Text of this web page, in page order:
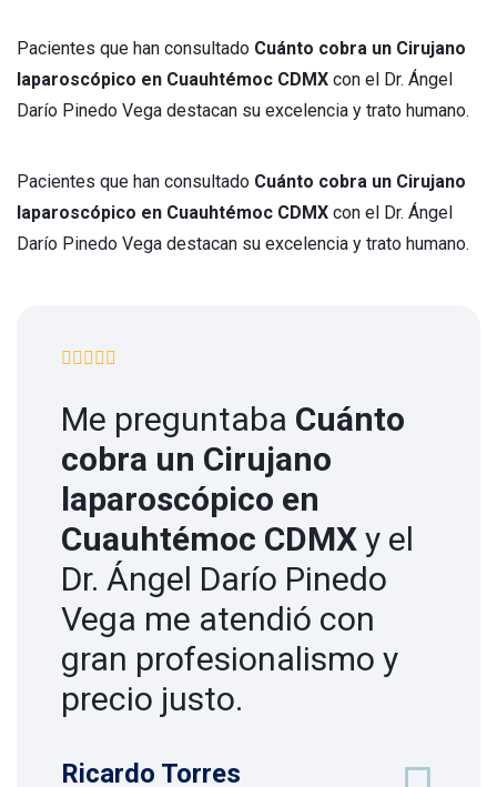
Pacientes que han consultado Cuánto cobra un Cirujano
laparoscópico en Cuauhtémoc CDMX con el Dr. Ángel
Darío Pinedo Vega destacan su excelencia y trato humano.
Pacientes que han consultado Cuánto cobra un Cirujano
laparoscópico en Cuauhtémoc CDMX con el Dr. Ángel
Darío Pinedo Vega destacan su excelencia y trato humano.
Me preguntaba Cuánto
cobra un Cirujano
laparoscópico en
Cuauhtémoc CDMX y el
Dr. Ángel Darío Pinedo
Vega me atendió con
gran profesionalismo y
precio justo.
Ricardo Torres